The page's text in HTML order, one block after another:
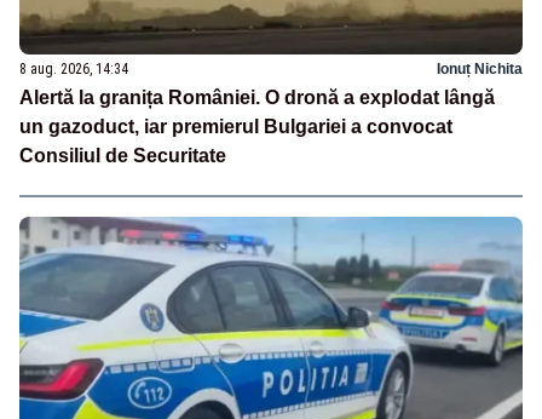
8 aug. 2026, 14:34 Ionuț Nichita
Alertă la granița României. O dronă a explodat lângă
un gazoduct, iar premierul Bulgariei a convocat
Consiliul de Securitate